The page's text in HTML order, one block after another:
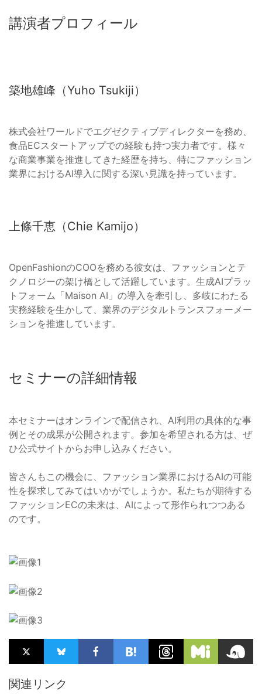
講演者プロフィール
築地雄峰（Yuho Tsukiji）
株式会社ワールドでエグゼクティブディレクターを務め、
食品ECスタートアップでの経験も持つ実力者です。様々
な商業事業を推進してきた経歴を持ち、特にファッション
業界におけるAI導入に関する深い見識を持っています。
上條千恵（Chie Kamijo）
OpenFashionのCOOを務める彼女は、ファッションとテ
クノロジーの架け橋として活躍しています。生成AIプラッ
トフォーム「Maison AI」の導入を牽引し、多岐にわたる
実務経験を生かして、業界のデジタルトランスフォーメー
ションを推進しています。
セミナーの詳細情報
本セミナーはオンラインで配信され、AI利用の具体的な事
例とその成果が公開されます。参加を希望される方は、ぜ
ひ公式サイトからお申し込みください。
皆さんもこの機会に、ファッション業界におけるAIの可能
性を探求してみてはいかがでしょうか。私たちが期待する
ファッションECの未来は、AIによって形作られつつある
のです。
関連リンク